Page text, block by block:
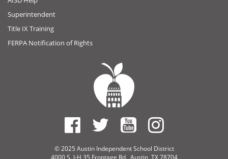
Superintendent
Title IX Training
FERPA Notification of Rights
© 2025 Austin Independent School District
4000 S. I-H 35 Frontage Rd., Austin, TX 78704